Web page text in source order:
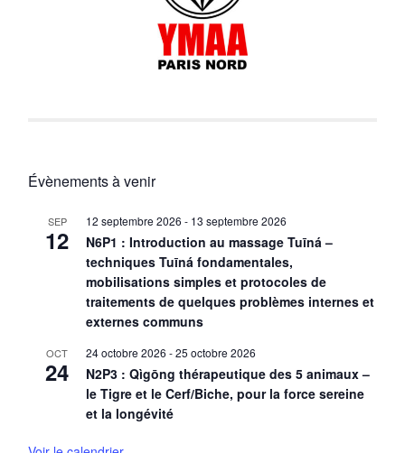
Évènements à venir
SEP
12
12 septembre 2026 - 13 septembre 2026
N6P1 : Introduction au massage Tuīná –
techniques Tuīná fondamentales,
mobilisations simples et protocoles de
traitements de quelques problèmes internes et
externes communs
OCT
24
24 octobre 2026 -25 octobre 2026
N2P3 : Qìgōng thérapeutique des 5 animaux –
le Tigre et le Cerf/Biche, pour la force sereine
et la longévité